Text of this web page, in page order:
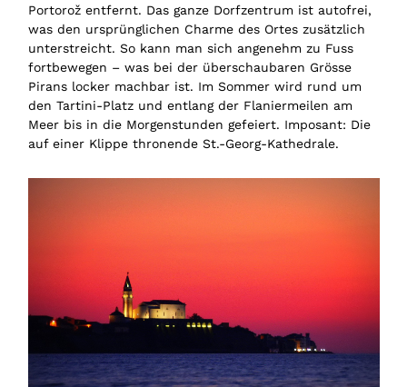
Portorož entfernt. Das ganze Dorfzentrum ist autofrei,
was den ursprünglichen Charme des Ortes zusätzlich
unterstreicht. So kann man sich angenehm zu Fuss
fortbewegen – was bei der überschaubaren Grösse
Pirans locker machbar ist. Im Sommer wird rund um
den Tartini-Platz und entlang der Flaniermeilen am
Meer bis in die Morgenstunden gefeiert. Imposant: Die
auf einer Klippe thronende St.-Georg-Kathedrale.